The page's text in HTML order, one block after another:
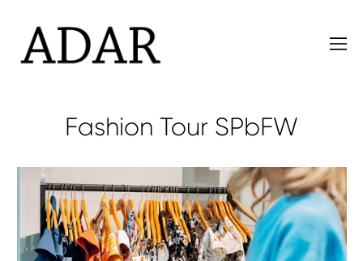
Fashion Tour SPbFW